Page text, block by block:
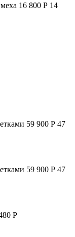
16 800 Р 14
59 900 Р 47
59 900 Р 47
Р